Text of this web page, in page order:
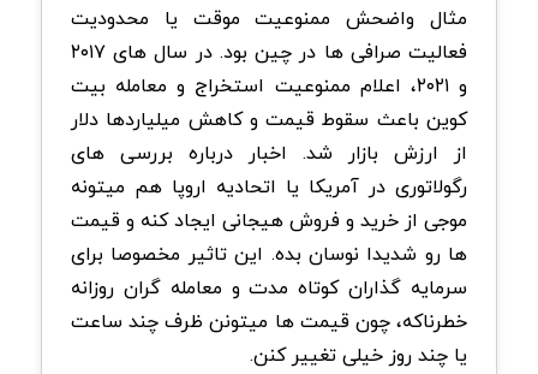
مثال واضحش ممنوعیت موقت یا محدودیت
فعالیت صرافی ها در چین بود. در سال های ۲۰۱۷
و ۲۰۲۱، اعلام ممنوعیت استخراج و معامله بیت
کوین باعث سقوط قیمت و کاهش میلیاردها دلار
از ارزش بازار شد. اخبار درباره بررسی های
رگولاتوری در آمریکا یا اتحادیه اروپا هم میتونه
موجی از خرید و فروش هیجانی ایجاد کنه و قیمت
ها رو شدیدا نوسان بده. این تاثیر مخصوصا برای
سرمایه گذاران کوتاه مدت و معامله گران روزانه
خطرناکه، چون قیمت ها میتونن ظرف چند ساعت
یا چند روز خیلی تغییر کنن.